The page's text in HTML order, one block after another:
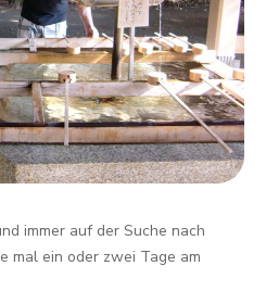
immer auf der Suche nach
mal ein oder zwei Tage am